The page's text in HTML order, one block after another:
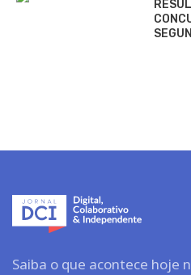
Saiba o que acontece hoje